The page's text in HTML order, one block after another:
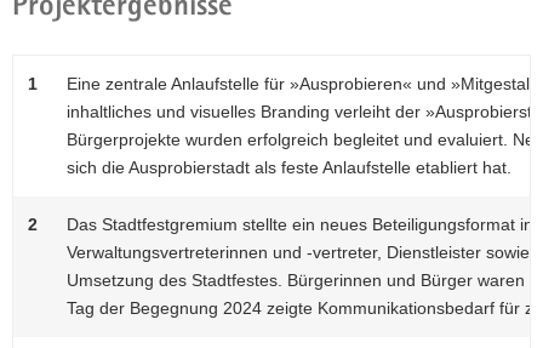
Projektergebnisse
1
Eine zentrale Anlaufstelle für »Ausprobieren« und
inhaltliches und visuelles Branding verleiht der
Bürgerprojekte wurden erfolgreich begleitet und evaluiert.
sich die Ausprobierstadt als feste Anlaufstelle etabliert hat.
2
Das Stadtfestgremium stellte ein neues Beteiligungsformat
Verwaltungsvertreterinnen und -vertreter, Dienstleister sowie
Umsetzung des Stadtfestes. Bürgerinnen und Bürger waren
Tag der Begegnung 2024 zeigte Kommunikationsbedarf für